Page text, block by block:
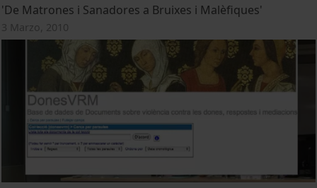
'De Matrones i Sanadores a Bruixes i Malèfiques'
3 Marzo, 2010